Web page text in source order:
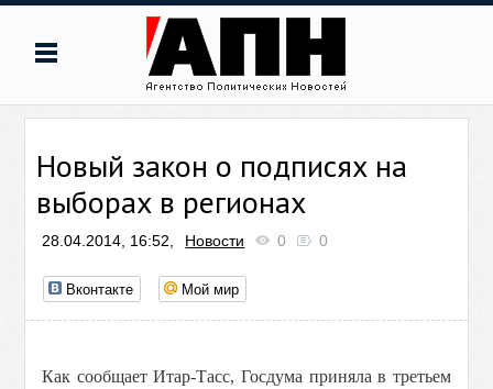
Новый закон о подписях на
выборах в регионах
28.04.2014, 16:52, Новости 0 0
Вконтакте Мой мир
Как сообщает Итар-Тасс, Госдума приняла в третьем